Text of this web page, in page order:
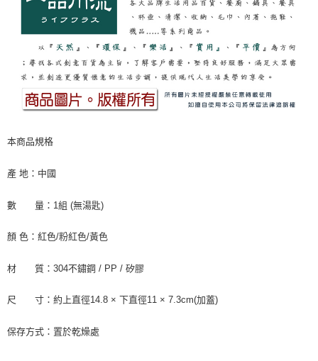
本商品規格
產 地：中國
數 量：1組 (無湯匙)
顏 色：紅色/粉紅色/黃色
材 質：304不鏽鋼 / PP / 矽膠
尺 寸：約上直徑14.8 × 下直徑11 × 7.3cm(加蓋)
保存方式：置於乾燥處